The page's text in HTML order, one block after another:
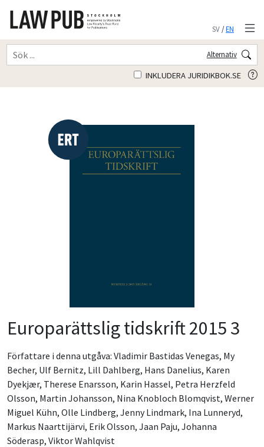
SV/EN
Alternativ
INKLUDERA JURIDIKBOK.SE
Europarättslig tidskrift 2015 3
Författare i denna utgåva: Vladimir Bastidas Venegas, My
Becher, Ulf Bernitz, Lill Dahlberg, Hans Danelius, Karen
Dyekjær, Therese Enarsson, Karin Hassel, Petra Herzfeld
Olsson, Martin Johansson, Nina Knobloch Blomqvist, Werner
Miguel Kühn, Olle Lindberg, Jenny Lindmark, Ina Lunneryd,
Markus Naarttijärvi, Erik Olsson, Jaan Paju, Johanna
Söderasp, Viktor Wahlqvist